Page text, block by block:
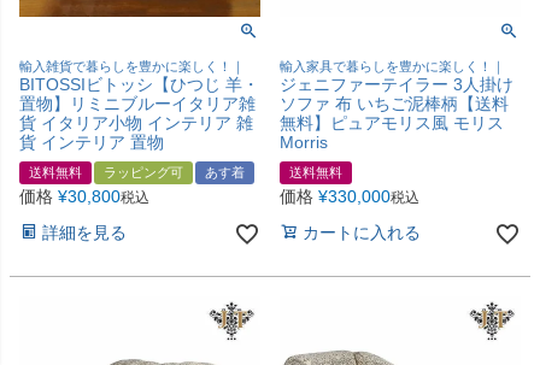
輸入雑貨で暮らしを豊かに楽しく！｜
BITOSSIビトッシ【ひつじ 羊・
置物】リミニブルーイタリア雑
貨 イタリア小物 インテリア 雑
貨 インテリア 置物
送料無料 ラッピング可 あす着
価格 ¥30,800税込
詳細を見る
輸入家具で暮らしを豊かに楽しく！｜
ジェニファーテイラー 3人掛け
ソファ 布 いちご泥棒柄【送料
無料】ピュアモリス風 モリス
Morris
送料無料
価格 ¥330,000税込
カートに入れる